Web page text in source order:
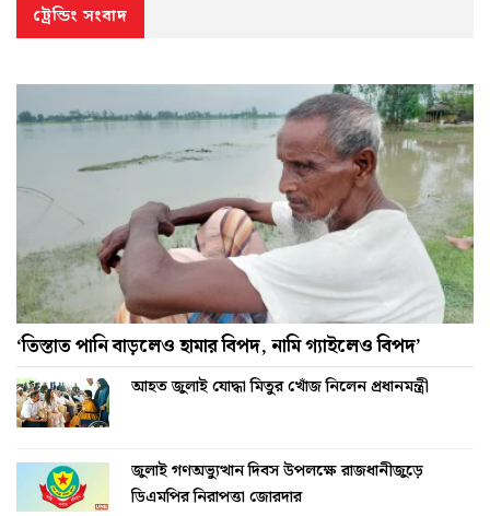
ট্রেন্ডিং সংবাদ
‘তিস্তাত পানি বাড়লেও হামার বিপদ, নামি গ্যাইলেও বিপদ’
আহত জুলাই যোদ্ধা মিতুর খোঁজ নিলেন প্রধানমন্ত্রী
জুলাই গণঅভ্যুত্থান দিবস উপলক্ষে রাজধানীজুড়ে
ডিএমপির নিরাপত্তা জোরদার